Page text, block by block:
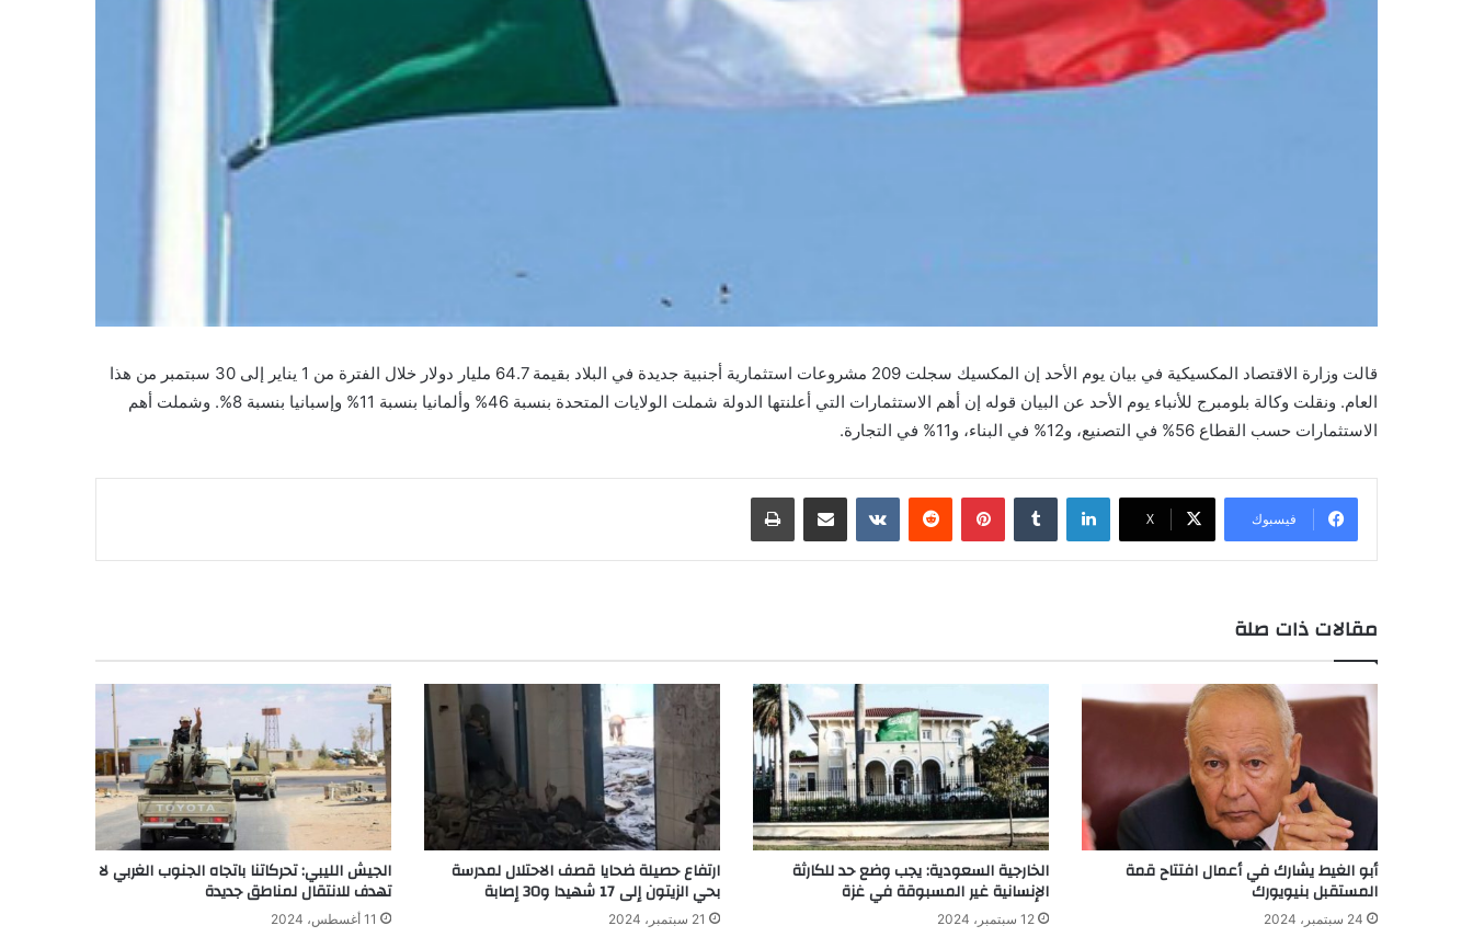
قالت وزارة الاقتصاد المكسيكية في بيان يوم الأحد إن المكسيك سجلت 209 مشروعات استثمارية أجنبية جديدة في البلاد بقيمة 64.7 مليار دولار خلال الفترة من 1 يناير إلى 30 سبتمبر من هذا
العام. ونقلت وكالة بلومبرج للأنباء يوم الأحد عن البيان قوله إن أهم الاستثمارات التي أعلنتها الدولة شملت الولايات المتحدة بنسبة 46% وألمانيا بنسبة 11% وإسبانيا بنسبة 8%. وشملت أهم
الاستثمارات حسب القطاع 56% في التصنيع، و12% في البناء، و11% في التجارة.
فيسبوك X
لينكدإن بينتيريست مشاركة عبر البريد طباعة
مقالات ذات صلة
أبو الغيط يشارك في أعمال افتتاح قمة
المستقبل بنيويورك
24 سبتمبر، 2024
الخارجية السعودية: يجب وضع حد للكارثة
الإنسانية غير المسبوقة في غزة
12 سبتمبر، 2024
ارتفاع حصيلة ضحايا قصف الاحتلال لمدرسة
بحي الزيتون إلى 17 شهيدا و30 إصابة
21 سبتمبر، 2024
الجيش الليبي: تحركاتنا باتجاه الجنوب الغربي لا
تهدف للانتقال لمناطق جديدة
11 أغسطس، 2024